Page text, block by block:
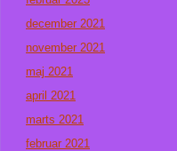
december 2021
november 2021
maj 2021
april 2021
marts 2021
februar 2021